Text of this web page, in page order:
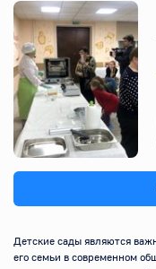
Назад
Детские сады являются
его семьи в современном